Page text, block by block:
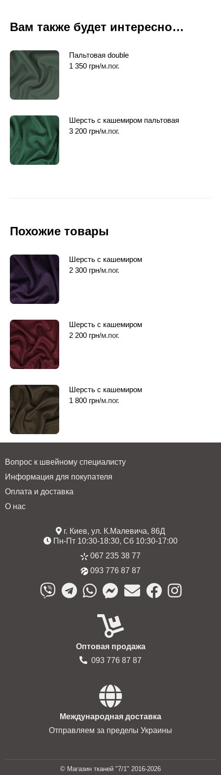
Вам также будет интересно…
Пальтовая double
1 350 грн/м.пог.
Шерсть с кашемиром пальтовая
3 200 грн/м.пог.
Похожие товары
Шерсть с кашемиром
2 300 грн/м.пог.
Шерсть с кашемиром
2 200 грн/м.пог.
Шерсть с кашемиром
1 800 грн/м.пог.
Вопрос к швейному специалисту
Информация для покупателя
Оплата и доставка
О нас
г. Киев, ул. К.Малевича, 86Д
Пн-Пт 10:30-18:30, Сб 10:30-17:00
067 235 38 77
093 776 87 87
Оптовая продажа
093 776 87 87
Международная доставка
Отправляем за пределы Украины
© Магазин тканей "7/1" 2016-2026